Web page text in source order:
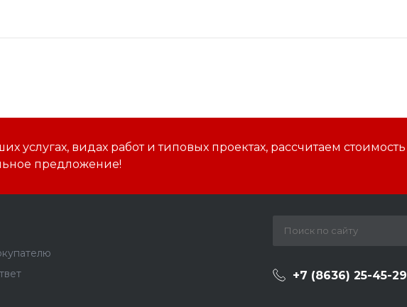
услугах, видах работ и типовых проектах, рассчитаем стоимость
предложение!
+7 (8636) 25-45-29